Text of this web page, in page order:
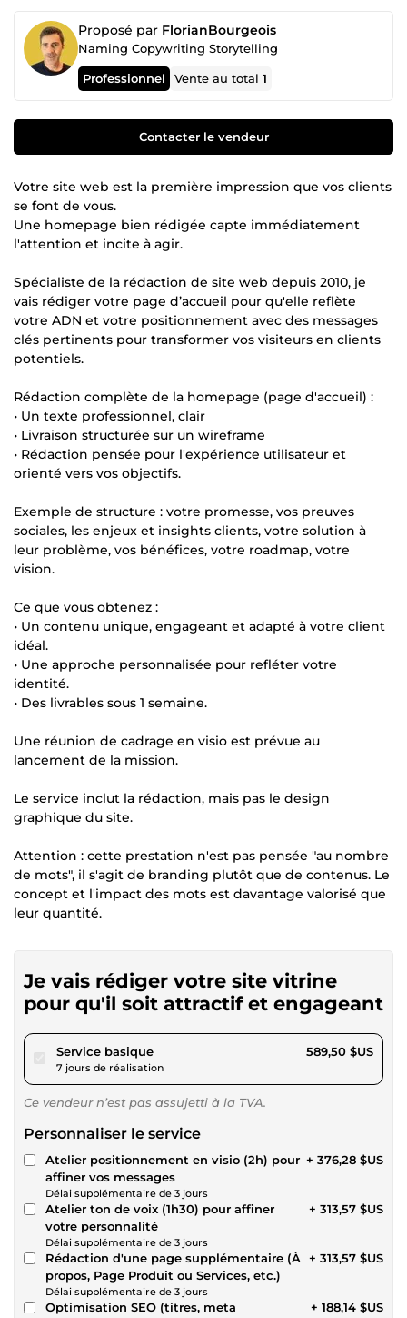
Proposé par FlorianBourgeois
Naming Copywriting Storytelling
Professionnel Vente au total1
Contacter le vendeur
Votre site web est la première impression que vos clients
se font de vous.
Une homepage bien rédigée capte immédiatement
l'attention et incite à agir.
Spécialiste de la rédaction de site web depuis 2010, je
vais rédiger votre page d’accueil pour qu'elle reflète
votre ADN et votre positionnement avec des messages
clés pertinents pour transformer vos visiteurs en clients
potentiels.
Rédaction complète de la homepage (page d'accueil) :
• Un texte professionnel, clair
• Livraison structurée sur un wireframe
• Rédaction pensée pour l'expérience utilisateur et
orienté vers vos objectifs.
Exemple de structure : votre promesse, vos preuves
sociales, les enjeux et insights clients, votre solution à
leur problème, vos bénéfices, votre roadmap, votre
vision.
Ce que vous obtenez :
• Un contenu unique, engageant et adapté à votre client
idéal.
• Une approche personnalisée pour refléter votre
identité.
• Des livrables sous 1 semaine.
Une réunion de cadrage en visio est prévue au
lancement de la mission.
Le service inclut la rédaction, mais pas le design
graphique du site.
Attention : cette prestation n'est pas pensée "au nombre
de mots", il s'agit de branding plutôt que de contenus. Le
concept et l'impact des mots est davantage valorisé que
leur quantité.
Je vais rédiger votre site vitrine
pour qu'il soit attractif et engageant
Service basiquepour 543,32 $US
7 jours de réalisation
589,50 $US
Ce vendeur n’est pas assujetti à la TVA.
Personnaliser le service
Atelier positionnement en visio (2h) pour
affiner vos messages
Délai supplémentaire de 3 jours
+ 376,28 $US
Atelier ton de voix (1h30) pour affiner
votre personnalité
Délai supplémentaire de 3 jours
+ 313,57 $US
Rédaction d'une page supplémentaire (À
propos, Page Produit ou Services, etc.)
Délai supplémentaire de 3 jours
+ 313,57 $US
Optimisation SEO (titres, meta
+ 188,14 $US